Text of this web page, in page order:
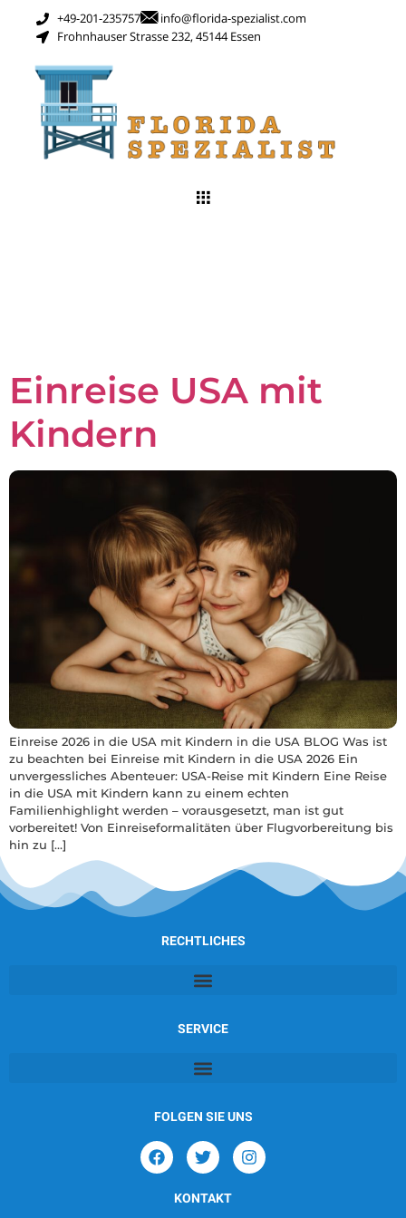
+49-201-235757
info@florida-spezialist.com
Frohnhauser Strasse 232, 45144 Essen
Einreise USA mit
Kindern
Einreise 2026 in die USA mit Kindern in die USA BLOG Was ist
zu beachten bei Einreise mit Kindern in die USA 2026 Ein
unvergessliches Abenteuer: USA-Reise mit Kindern Eine Reise
in die USA mit Kindern kann zu einem echten
Familienhighlight werden – vorausgesetzt, man ist gut
vorbereitet! Von Einreiseformalitäten über Flugvorbereitung bis
hin zu […]
RECHTLICHES
SERVICE
FOLGEN SIE UNS
KONTAKT